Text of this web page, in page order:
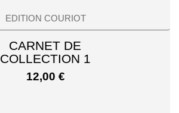
EDITION COURIOT
CARNET DE
COLLECTION 1
12,00 €